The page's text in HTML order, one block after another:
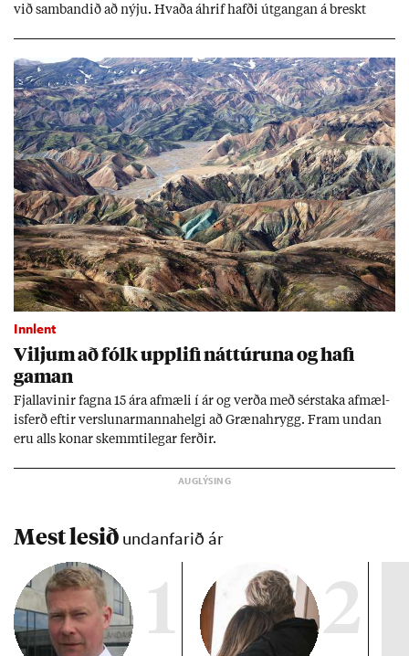
við sam­band­ið að nýju. Hvaða áhrif hafði út­gang­an á breskt
Innlent
Vilj­um að fólk upp­lifi nátt­úr­una og hafi
gam­an
Fjalla­vin­ir fagna 15 ára af­mæli í ár og verða með sér­staka af­mæl­
is­ferð eft­ir versl­un­ar­manna­helgi að Græna­hrygg. Fram und­an
eru alls kon­ar skemmti­leg­ar ferð­ir.
Mest lesið undanfarið ár
1 2